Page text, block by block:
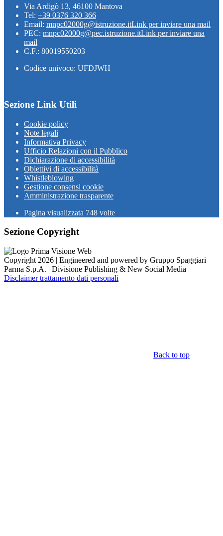
Via Ardigò 13, 46100 Mantova
Tel: +39 0376 320 366
Email: mnpc02000g@istruzione.itLink per inviare una mail
PEC: mnpc02000g@pec.istruzione.itLink per inviare una
mail
C.F.: 80019550203
Codice univoco: UFDJWH
Sezione Link Utili
Cookie policy
Note legali
Informativa Privacy
Ufficio Relazioni con il Pubblico
Dichiarazione di accessibilità
Obiettivi di accessibilità
Whistleblowing
Gestione consensi cookie
Amministrazione trasparente
Pagina visualizzata 748 volte
Sezione Copyright
Copyright 2026 | Engineered and powered by Gruppo Spaggiari
Parma S.p.A. | Divisione Publishing & New Social Media
Disclaimer trattamento dati personali
Back to top